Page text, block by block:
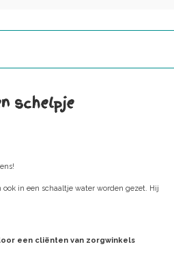
schelpje
in een schaaltje water worden gezet. Hij
een cliënten van zorgwinkels